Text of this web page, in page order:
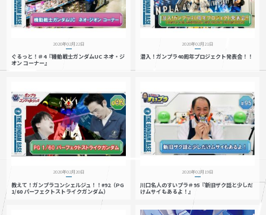
2020年02月22日
ぐるっと！＃4『機動戦士ガンダムUC ネオ・ジ
オン コーナー』
2020年02月21日
潜入！ガンプラ40周年プロジェクト発表会！！
2020年02月20日
教えて！ガンプラコンシェルジュ！！#92（PG
1/60 パーフェクトストライクガンダム）
2020年02月19日
川口名人のすいプラ＃95『新旧ザク話と少しだ
けムサイもあるよ！』